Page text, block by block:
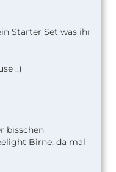
Starter Set was ihr
..)
bisschen
Birne, da mal